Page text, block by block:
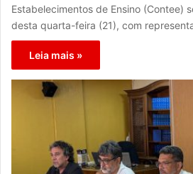
Estabelecimentos de Ensino (Contee)
desta quarta-feira (21), com
Leia mais »